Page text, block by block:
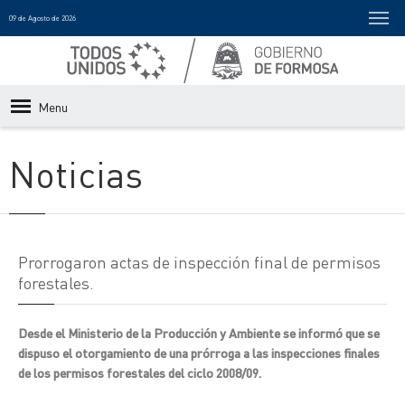
09 de Agosto de 2026
Menu
Noticias
Prorrogaron actas de inspección final de permisos
forestales.
Desde el Ministerio de la Producción y Ambiente se informó que se
dispuso el otorgamiento de una prórroga a las inspecciones finales
de los permisos forestales del ciclo 2008/09.